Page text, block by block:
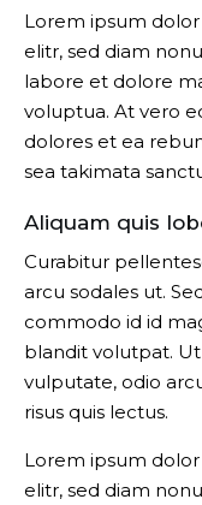
Lorem ipsum
elitr, sed diam
labore et dolore
voluptua. At vero
dolores et ea
sea takimata
Aliquam quis
Curabitur
arcu sodales ut.
commodo id id
blandit volutpat.
vulputate, odio
risus quis lectus.
Lorem ipsum
elitr, sed diam